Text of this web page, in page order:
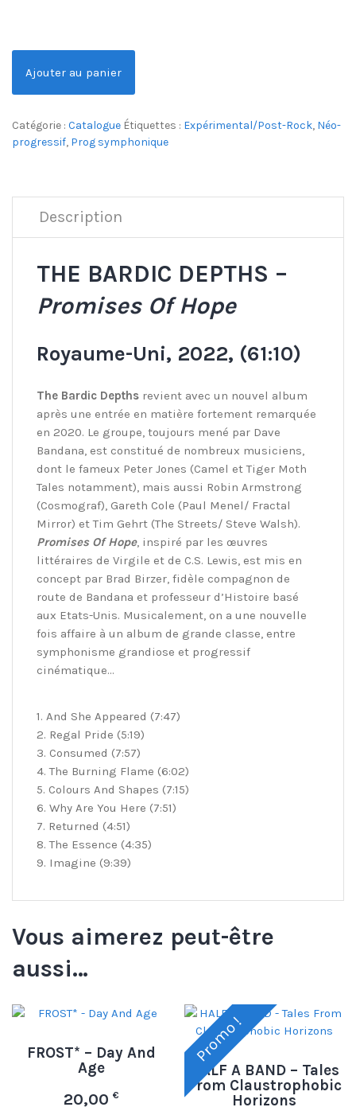
Ajouter au panier
Catégorie : Catalogue Étiquettes : Expérimental/Post-Rock, Néo-
progressif, Prog symphonique
Description
THE BARDIC DEPTHS –
Promises Of Hope
Royaume-Uni, 2022, (61:10)
The Bardic Depths revient avec un nouvel album
après une entrée en matière fortement remarquée
en 2020. Le groupe, toujours mené par Dave
Bandana, est constitué de nombreux musiciens,
dont le fameux Peter Jones (Camel et Tiger Moth
Tales notamment), mais aussi Robin Armstrong
(Cosmograf), Gareth Cole (Paul Menel/ Fractal
Mirror) et Tim Gehrt (The Streets/ Steve Walsh).
Promises Of Hope, inspiré par les œuvres
littéraires de Virgile et de C.S. Lewis, est mis en
concept par Brad Birzer, fidèle compagnon de
route de Bandana et professeur d’Histoire basé
aux Etats-Unis. Musicalement, on a une nouvelle
fois affaire à un album de grande classe, entre
symphonisme grandiose et progressif
cinématique…
1. And She Appeared (7:47)
2. Regal Pride (5:19)
3. Consumed (7:57)
4. The Burning Flame (6:02)
5. Colours And Shapes (7:15)
6. Why Are You Here (7:51)
7. Returned (4:51)
8. The Essence (4:35)
9. Imagine (9:39)
Vous aimerez peut-être
aussi…
FROST* – Day And
Age
20,00€
Promo !
HALF A BAND – Tales
From Claustrophobic
Horizons